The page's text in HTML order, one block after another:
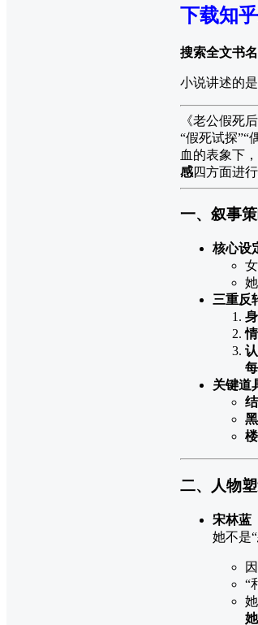
下载知
搜索全文书
小说讲述的
《老公假死
“假死试探”“
血的表象下
感四方面进
一、叙事
核心设
三重反
关键道
二、人物
宋林蓝
她不是
“